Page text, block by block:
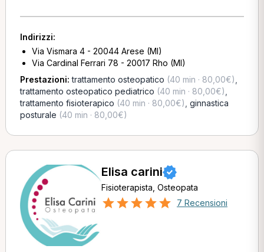
Indirizzi:
Via Vismara 4 - 20044 Arese (MI)
Via Cardinal Ferrari 78 - 20017 Rho (MI)
Prestazioni:trattamento osteopatico (40 min · 80,00€)
trattamento osteopatico pediatrico (40 min · 80,00€)
trattamento fisioterapico (40 min · 80,00€) ginnastica
posturale (40 min · 80,00€)
Elisa carini
Fisioterapista, Osteopata
7 Recensioni